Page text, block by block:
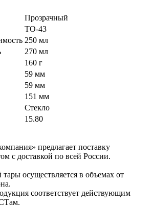
Прозрачный
ТО-43
250 мл
270 мл
160 г
59 мм
59 мм
151 мм
Стекло
15.80
предлагает поставку
с доставкой по всей России.
тары осуществляется в объемах от
соответствует действующим